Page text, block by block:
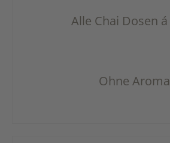
Alle Chai Dosen á
Ohne Aroma